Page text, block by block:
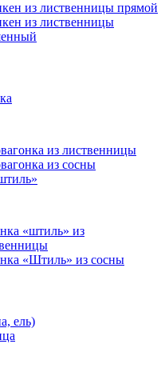
из лиственницы прямой
из лиственницы
из лиственницы
из сосны
«штиль» из
«Штиль» из сосны
ель)